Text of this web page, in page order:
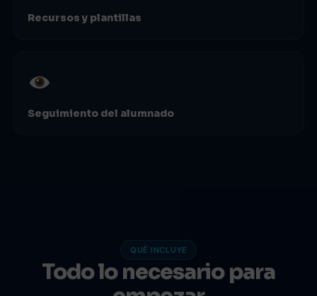
Recursos y plantillas
Seguimiento del alumnado
QUÉ INCLUYE
Todo lo necesario para